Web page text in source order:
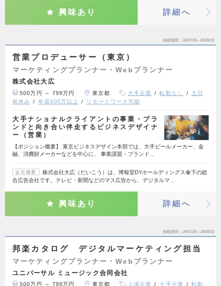
興味あり 詳細へ
掲載期間 26/07/28～26/08/10
営業プロデューサー（東京）
マーケティングプランナー・Webプランナー
株式会社大広
500万円 ～ 799万円 東京都 大手企業 転勤なし
土日
祝休み
年収600万以上 リモートワーク可能
大手ナショナルクライアントの事業・ブラ
ンドと向き合い伴走するビジネスデザイナ
ー（営業）
【ポジション概要】 東京ビジネスデザイン本部では、大手ビールメーカー、金
融、消費財メーカーなどを中心に、 事業課題・ブランド…
会社概要
株式会社大広（だいこう）は、博報堂DYホールディングス傘下の総
合広告会社です。テレビ・新聞などのマス広告から、デジタルマ…
興味あり 詳細へ
掲載期間 26/07/28～26/08/10
邦楽カタログ デジタルマーケティング担当
マーケティングプランナー・Webプランナー
ユニバーサル ミュージック合同会社
500万円 ～ 799万円 東京都 上場企業 大手企業 転勤